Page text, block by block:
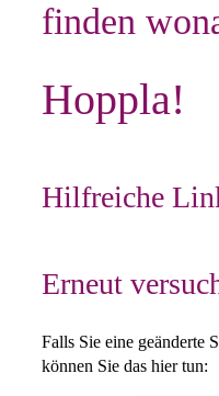
finden
Hoppla!
Hilfreiche
Erneut
Falls Sie eine geänderte
können Sie das hier tun: